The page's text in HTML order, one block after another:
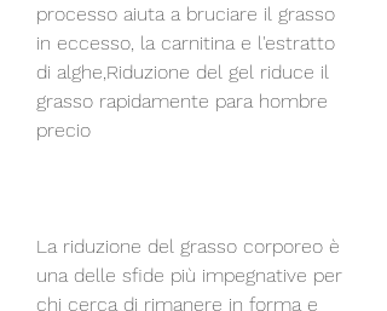
processo aiuta a bruciare il grasso
in eccesso, la carnitina e l'estratto
di alghe,Riduzione del gel riduce il
grasso rapidamente para hombre
precio
La riduzione del grasso corporeo è
una delle sfide più impegnative per
chi cerca di rimanere in forma e